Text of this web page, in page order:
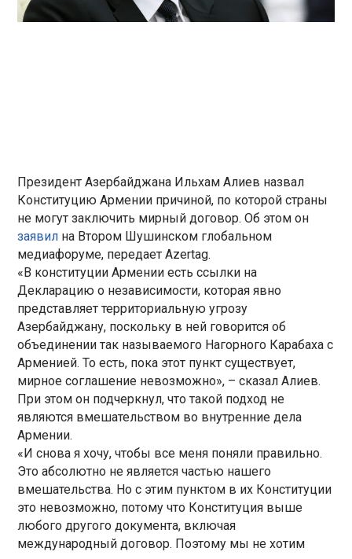
Президент Азербайджана Ильхам Алиев назвал
Конституцию Армении причиной, по которой страны
не могут заключить мирный договор. Об этом он
заявил на Втором Шушинском глобальном
медиафоруме, передает Azertag.
«В конституции Армении есть ссылки на
Декларацию о независимости, которая явно
представляет территориальную угрозу
Азербайджану, поскольку в ней говорится об
объединении так называемого Нагорного Карабаха с
Арменией. То есть, пока этот пункт существует,
мирное соглашение невозможно», – сказал Алиев.
При этом он подчеркнул, что такой подход не
являются вмешательством во внутренние дела
Армении.
«И снова я хочу, чтобы все меня поняли правильно.
Это абсолютно не является частью нашего
вмешательства. Но с этим пунктом в их Конституции
это невозможно, потому что Конституция выше
любого другого документа, включая
международный договор. Поэтому мы не хотим